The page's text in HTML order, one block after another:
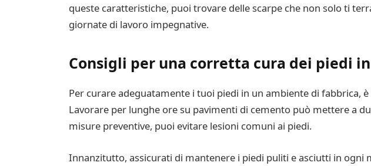
queste caratteristiche, puoi trovare delle scarpe che non solo ti
giornate di lavoro impegnative.
Consigli per una corretta cura dei piedi
Per curare adeguatamente i tuoi piedi in un ambiente di fabbrica,
Lavorare per lunghe ore su pavimenti di cemento può mettere a
misure preventive, puoi evitare lesioni comuni ai piedi.
Innanzitutto, assicurati di mantenere i piedi puliti e asciutti in ogni